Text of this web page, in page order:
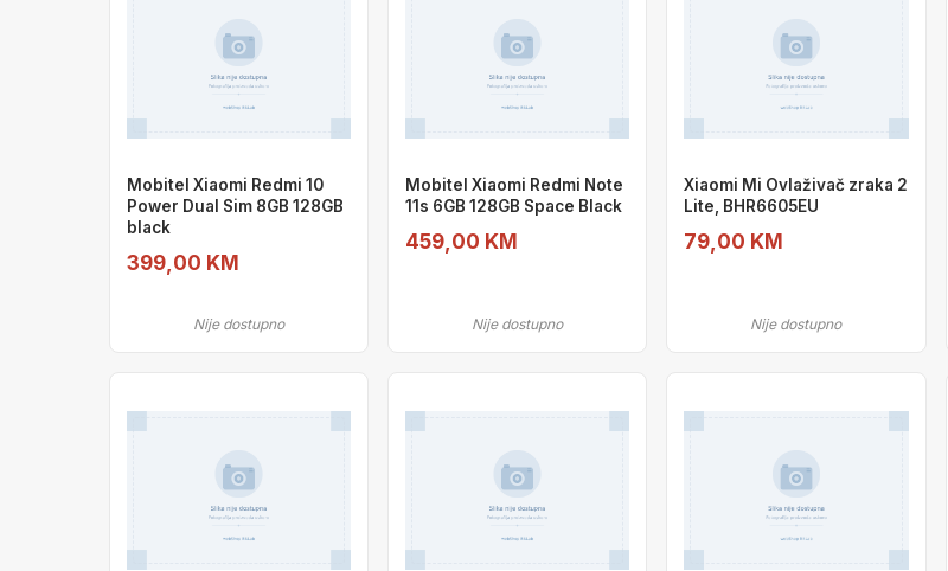
Mobitel Xiaomi Redmi 10
Power Dual Sim 8GB 128GB
black
399,00 KM
Nije dostupno
Mobitel Xiaomi Redmi Note
11s 6GB 128GB Space Black
459,00 KM
Nije dostupno
Xiaomi Mi Ovlaživač zraka 2
Lite, BHR6605EU
79,00 KM
Nije dostupno